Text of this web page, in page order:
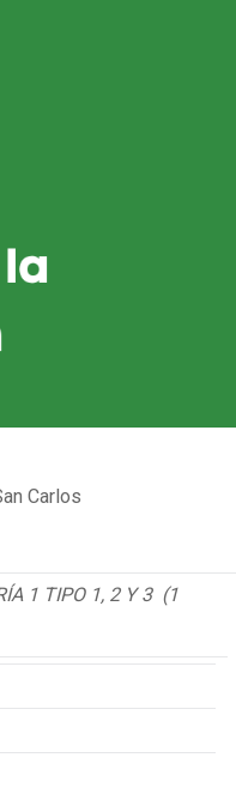
Carlos
1 TIPO 1, 2 Y 3 (1